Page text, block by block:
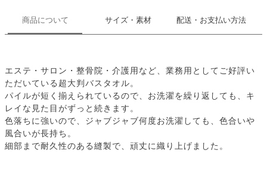
商品について サイズ・素材 配送・お支払い方法
エステ・サロン・整骨院・介護用など、業務用としてご好評い
ただいている超大判バスタオル。
パイルが短く揃えられているので、お洗濯を繰り返しても、キ
レイな見た目がずっと続きます。
色落ちに強いので、ジャブジャブ何度お洗濯しても、色合いや
風合いが長持ち。
細部まで耐久性のある縫製で、頑丈に織り上げました。